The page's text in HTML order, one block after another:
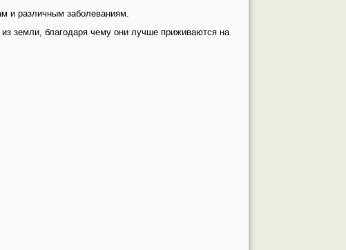
и различным заболеваниям.
земли, благодаря чему они лучше приживаются на